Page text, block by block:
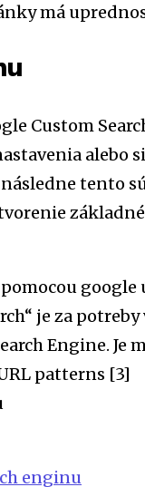
má
Custom
alebo
tento
pomocou google
je za
Engine. Je
patterns [3]